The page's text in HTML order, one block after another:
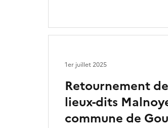
Retournement
lieux-dits
commune de
1er juillet 2025